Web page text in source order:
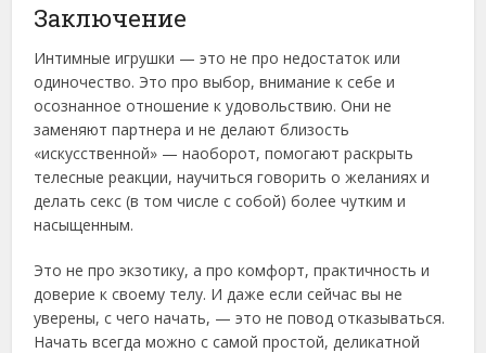
Заключение
Интимные игрушки — это не про недостаток или
одиночество. Это про выбор, внимание к себе и
осознанное отношение к удовольствию. Они не
заменяют партнера и не делают близость
«искусственной» — наоборот, помогают раскрыть
телесные реакции, научиться говорить о желаниях и
делать секс (в том числе с собой) более чутким и
насыщенным.
Это не про экзотику, а про комфорт, практичность и
доверие к своему телу. И даже если сейчас вы не
уверены, с чего начать, — это не повод отказываться.
Начать всегда можно с самой простой, деликатной